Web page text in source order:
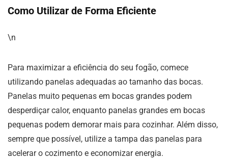
Como Utilizar de Forma Eficiente
\n
Para maximizar a eficiência do seu fogão, comece
utilizando panelas adequadas ao tamanho das bocas.
Panelas muito pequenas em bocas grandes podem
desperdiçar calor, enquanto panelas grandes em bocas
pequenas podem demorar mais para cozinhar. Além disso,
sempre que possível, utilize a tampa das panelas para
acelerar o cozimento e economizar energia.